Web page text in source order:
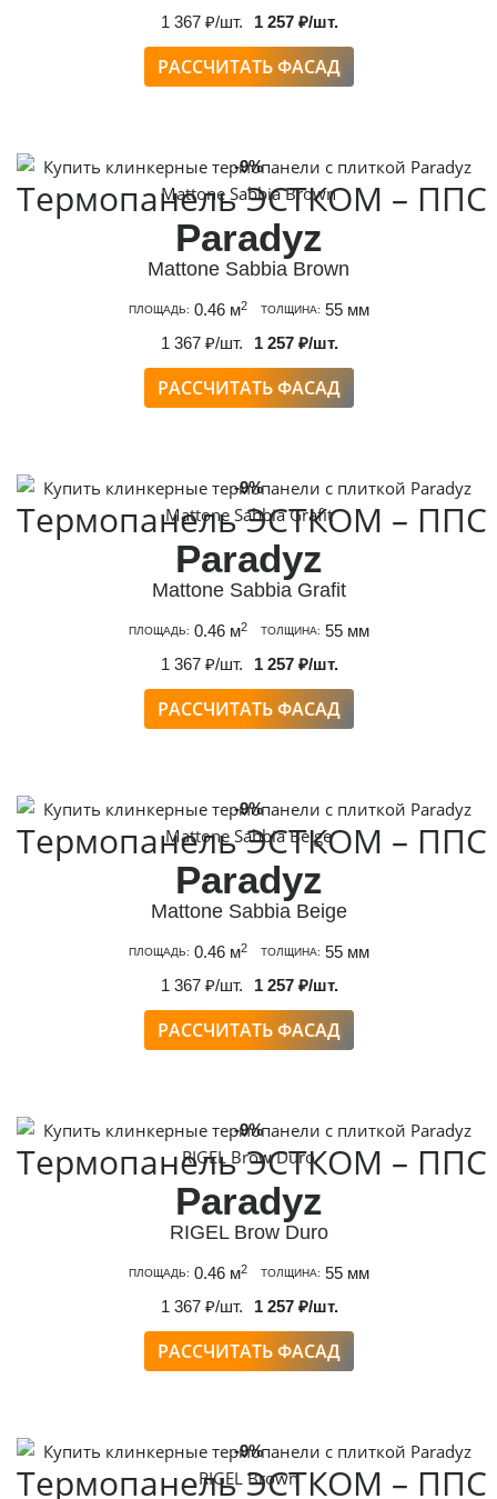
1 367 ₽/шт.
1 257 ₽/шт.
РАССЧИТАТЬ ФАСАД
-9%
Термопанель ЭСТКОМ – ППС
Paradyz
Mattone Sabbia Brown
ПЛОЩАДЬ: 0.46 м2 ТОЛЩИНА: 55 мм
1 367 ₽/шт.
1 257 ₽/шт.
РАССЧИТАТЬ ФАСАД
-9%
Термопанель ЭСТКОМ – ППС
Paradyz
Mattone Sabbia Grafit
ПЛОЩАДЬ: 0.46 м2 ТОЛЩИНА: 55 мм
1 367 ₽/шт.
1 257 ₽/шт.
РАССЧИТАТЬ ФАСАД
-9%
Термопанель ЭСТКОМ – ППС
Paradyz
Mattone Sabbia Beige
ПЛОЩАДЬ: 0.46 м2 ТОЛЩИНА: 55 мм
1 367 ₽/шт.
1 257 ₽/шт.
РАССЧИТАТЬ ФАСАД
-9%
Термопанель ЭСТКОМ – ППС
Paradyz
RIGEL Brow Duro
ПЛОЩАДЬ: 0.46 м2 ТОЛЩИНА: 55 мм
1 367 ₽/шт.
1 257 ₽/шт.
РАССЧИТАТЬ ФАСАД
-9%
Термопанель ЭСТКОМ – ППС